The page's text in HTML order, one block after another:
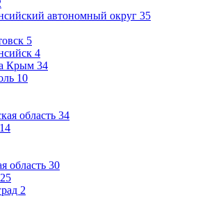
автономный округ 35
5
4
Крым 34
10
область 34
14
область 30
25
2